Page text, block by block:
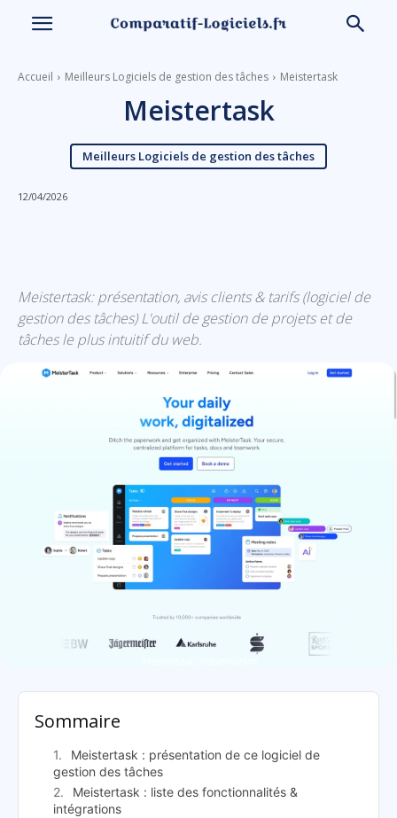
Accueil Meilleurs Logiciels de gestion des tâches Meistertask
Meistertask
Meilleurs Logiciels de gestion des tâches
12/04/2026
Meistertask: présentation, avis clients & tarifs (logiciel de
gestion des tâches) L'outil de gestion de projets et de
tâches le plus intuitif du web.
Sommaire
Meistertask : présentation de ce logiciel de
gestion des tâches
Meistertask : liste des fonctionnalités &
intégrations